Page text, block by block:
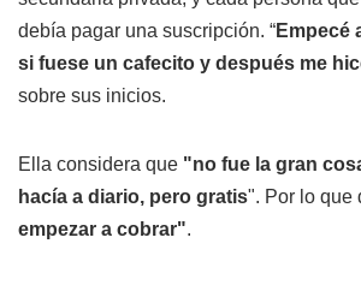
debía pagar una suscripción. “Empecé
si fuese un cafecito y después me
sobre sus inicios.
Ella considera que "no fue la gran
hacía a diario, pero gratis". Por lo que
empezar a cobrar".